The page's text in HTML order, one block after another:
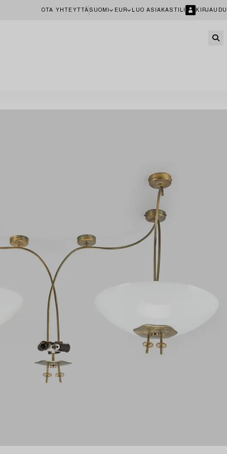
OTA YHTEYTTÄ SUOMI EUR LUO ASIAKASTILI KIRJAUDU